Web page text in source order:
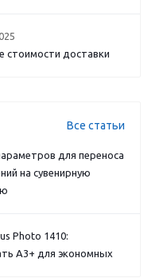
стоимости доставки
Все статьи
для переноса
на сувенирную
Photo 1410:
А3+ для экономных